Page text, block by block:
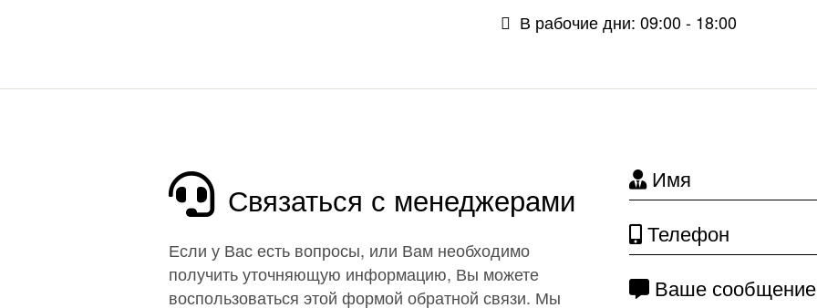
В рабочие дни: 09:00 - 18:00
Связаться с менеджерами
Если у Вас есть вопросы, или Вам необходимо
получить уточняющую информацию, Вы можете
воспользоваться этой формой обратной связи. Мы
Имя
Телефон
Ваше сообщение